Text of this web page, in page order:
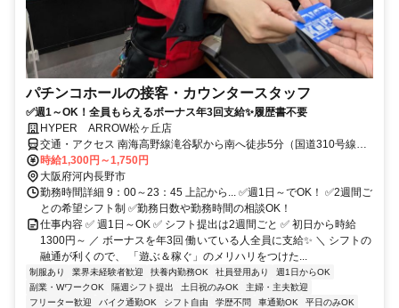
パチンコホールの接客・カウンタースタッフ
✅週1～OK！全員もらえるボーナス年3回支給✨️履歴書不要
HYPER ARROW松ヶ丘店
交通・アクセス 南海高野線滝谷駅から南へ徒歩5分（国道310号線沿
い）
時給1,300円～1,750円
大阪府河内長野市
勤務時間詳細 9：00～23：45 上記から... ✅週1日～でOK！ ✅2週間ご
との希望シフト制 ✅勤務日数や勤務時間の相談OK！
仕事内容 ✅ 週1日～OK ✅ シフト提出は2週間ごと ✅ 初日から時給
1300円～ ／ ボーナスを年3回 働いている人全員に支給✨️ ＼ シフトの
融通が利くので、 「遊ぶ＆稼ぐ」のメリハリをつけた...
制服あり 業界未経験者歓迎 扶養内勤務OK 社員登用あり
週1日からOK
副業・WワークOK
隔週シフト提出 土日祝のみOK
主婦・主夫歓迎
フリーター歓迎
バイク通勤OK シフト自由 学歴不問 車通勤OK 平日のみOK